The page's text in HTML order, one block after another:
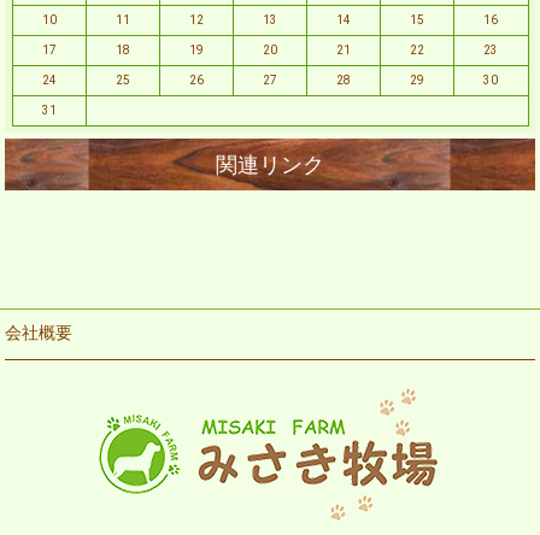
10 11 12 13 14 15 16
17 18 19 20 21 22 23
24 25 26 27 28 29 30
31
会社概要